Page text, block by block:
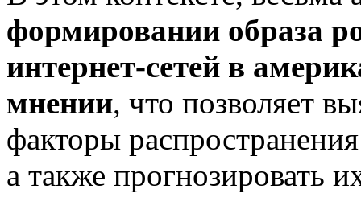
формировании образа
интернет-сетей в
мнении, что позволяет
факторы
а также прогнозировать